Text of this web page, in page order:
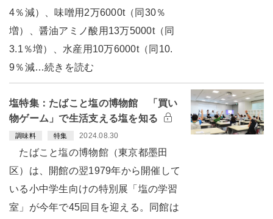
4％減）、味噌用2万6000t（同30％
増）、醤油アミノ酸用13万5000t（同
3.1％増）、水産用10万6000t（同10.
9％減…続きを読む
塩特集：たばこと塩の博物館 「買い
物ゲーム」で生活支える塩を知る
調味料 特集 2024.08.30
たばこと塩の博物館（東京都墨田
区）は、開館の翌1979年から開催して
いる小中学生向けの特別展「塩の学習
室」が今年で45回目を迎える。同館は